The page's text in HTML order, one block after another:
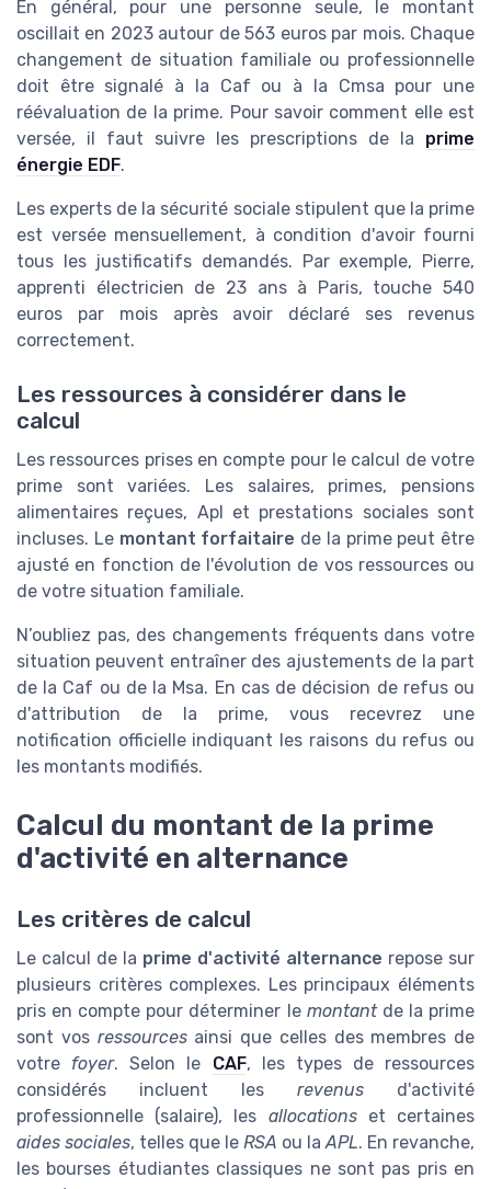
En général, pour une personne seule, le montant
oscillait en 2023 autour de 563 euros par mois. Chaque
changement de situation familiale ou professionnelle
doit être signalé à la Caf ou à la Cmsa pour une
réévaluation de la prime. Pour savoir comment elle est
versée, il faut suivre les prescriptions de la prime
énergie EDF.
Les experts de la sécurité sociale stipulent que la prime
est versée mensuellement, à condition d'avoir fourni
tous les justificatifs demandés. Par exemple, Pierre,
apprenti électricien de 23 ans à Paris, touche 540
euros par mois après avoir déclaré ses revenus
correctement.
Les ressources à considérer dans le
calcul
Les ressources prises en compte pour le calcul de votre
prime sont variées. Les salaires, primes, pensions
alimentaires reçues, Apl et prestations sociales sont
incluses. Le montant forfaitaire de la prime peut être
ajusté en fonction de l'évolution de vos ressources ou
de votre situation familiale.
N’oubliez pas, des changements fréquents dans votre
situation peuvent entraîner des ajustements de la part
de la Caf ou de la Msa. En cas de décision de refus ou
d'attribution de la prime, vous recevrez une
notification officielle indiquant les raisons du refus ou
les montants modifiés.
Calcul du montant de la prime
d'activité en alternance
Les critères de calcul
Le calcul de la prime d'activité alternance repose sur
plusieurs critères complexes. Les principaux éléments
pris en compte pour déterminer le montantde la prime
sont vos ressourcesainsi que celles des membres de
votre foyer. Selon le CAF, les types de ressources
considérés incluent les revenus d'activité
professionnelle (salaire), les allocationset certaines
aides sociales, telles que le RSA ou laAPL. En revanche,
les bourses étudiantes classiques ne sont pas pris en